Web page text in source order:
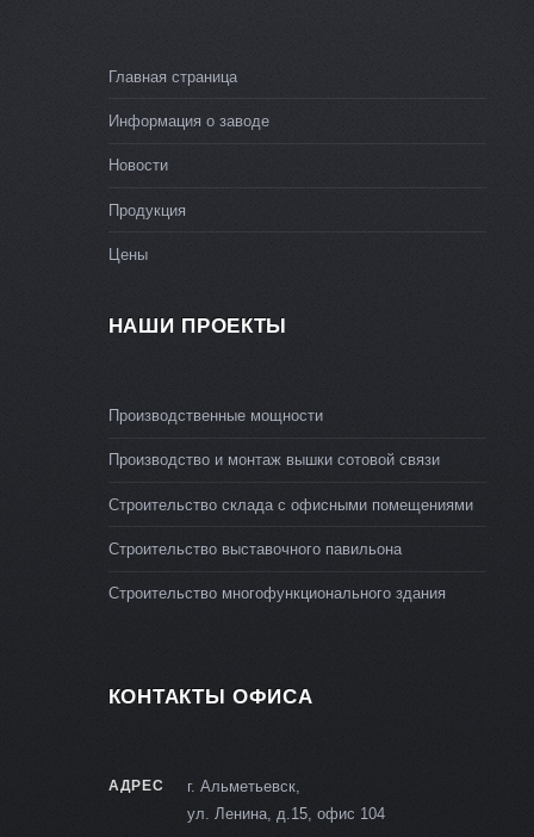
Главная страница
Информация о заводе
Новости
Продукция
Цены
НАШИ ПРОЕКТЫ
Производственные мощности
Производство и монтаж вышки сотовой связи
Строительство склада с офисными помещениями
Строительство выставочного павильона
Строительство многофункционального здания
КОНТАКТЫ ОФИСА
АДРЕС
г. Альметьевск,
ул. Ленина, д.15, офис 104